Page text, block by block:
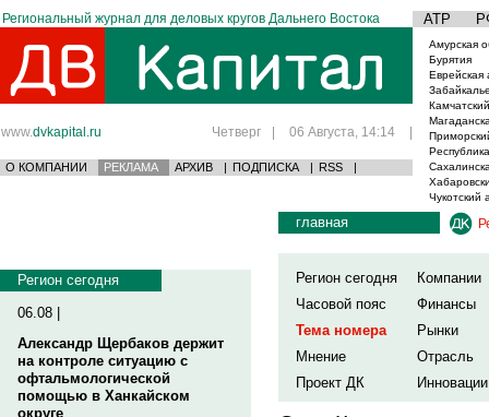
Региональный журнал для деловых кругов Дальнего Востока АТР
www.dvkapital.ru Четверг | 06 Августа, 14:14 |
О КОМПАНИИ РЕКЛАМА АРХИВ | ПОДПИСКА | RSS |
Амурская
Бурятия
Еврейская
Чукотский
Регион сегодня
06.08 |
Александр Щербаков держит
на контроле ситуацию с
офтальмологической
помощью в Ханкайском
округе
главная
Регион сегодня
Компании
Часовой пояс
Финансы
Тема номера
Рынки
Мнение
Отрасль
Проект ДК
Инновации